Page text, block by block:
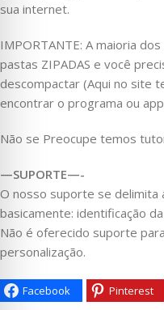
sua internet.
IMPORTANTE: A maioria
pastas ZIPADAS e você
descompactar (Aqui no site
encontrar o programa ou
Não se Preocupe temos
—SUPORTE—-
O nosso suporte se delimita
basicamente: identificação
Não é oferecido suporte
personalização.
Facebook Pinterest